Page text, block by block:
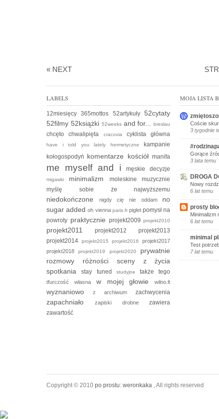
« NEXT
LABELS
12miesięcy365mottos 52artykuły52cytaty
52filmy 52książki 52weeks and for...breslau
chcętochwalipięta cracoviacyklistagłówna
have i told you lately hermetyczne kampanie
kołogospodyń komentarze kościółmanifa
me myself and imęskie decyzje
migawki minimalizm moleskinemuzycznie
myślę sobie żenajwyższemu
niedokończone nigdy cię nie oddam no
sugar addedoh vienna paris.fr pigletpomysł na
powroty praktycznie projekt2009projekt2010
projekt2011projekt2012projekt2013
projekt2014projekt2015projekt2016projekt2017
projekt2018projekt2019 projekt2020 prywatnie
rozmowy różności sceny z życia
spotkaniastay tuned studyjnetakże tego
tfurczość własna w mojej głowiewilno.lt
wyznaniowoz archiwumzachwycenia
zapachniało zapiski drobnezawiera
zawartość
MOJA LISTA
Coście
3 tygodnie
Gorące
3 lata temu
DROGA
Nowy
6 lat temu
prosty
Minimalizm
6 lat temu
minimal
Test
7 lat temu
Copyright © 2010 po prostu: weronkaka , All rights reserved